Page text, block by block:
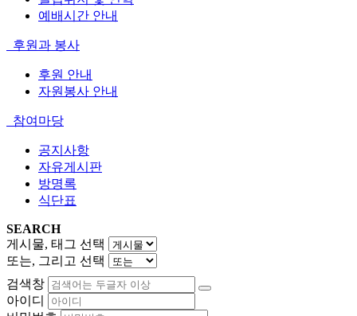
예배시간 안내
후원과 봉사
후원 안내
자원봉사 안내
참여마당
공지사항
자유게시판
방명록
식단표
SEARCH
게시물, 태그 선택
또는, 그리고 선택
검색창
아이디